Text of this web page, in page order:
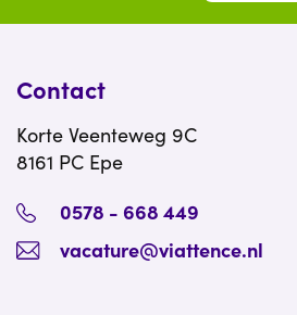
Contact
Korte Veenteweg 9C
8161 PC Epe
0578 - 668 449
vacature@viattence.nl